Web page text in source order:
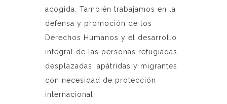
acogida. También trabajamos en la
defensa y promoción de los
Derechos Humanos y el desarrollo
integral de las personas refugiadas,
desplazadas, apátridas y migrantes
con necesidad de protección
internacional.